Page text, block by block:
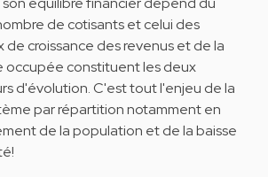
de cotisants et celui des
de croissance des revenus et de la
occupée constituent les deux
d'évolution. C'est tout l'enjeu de la
par répartition notamment en
de la population et de la baisse